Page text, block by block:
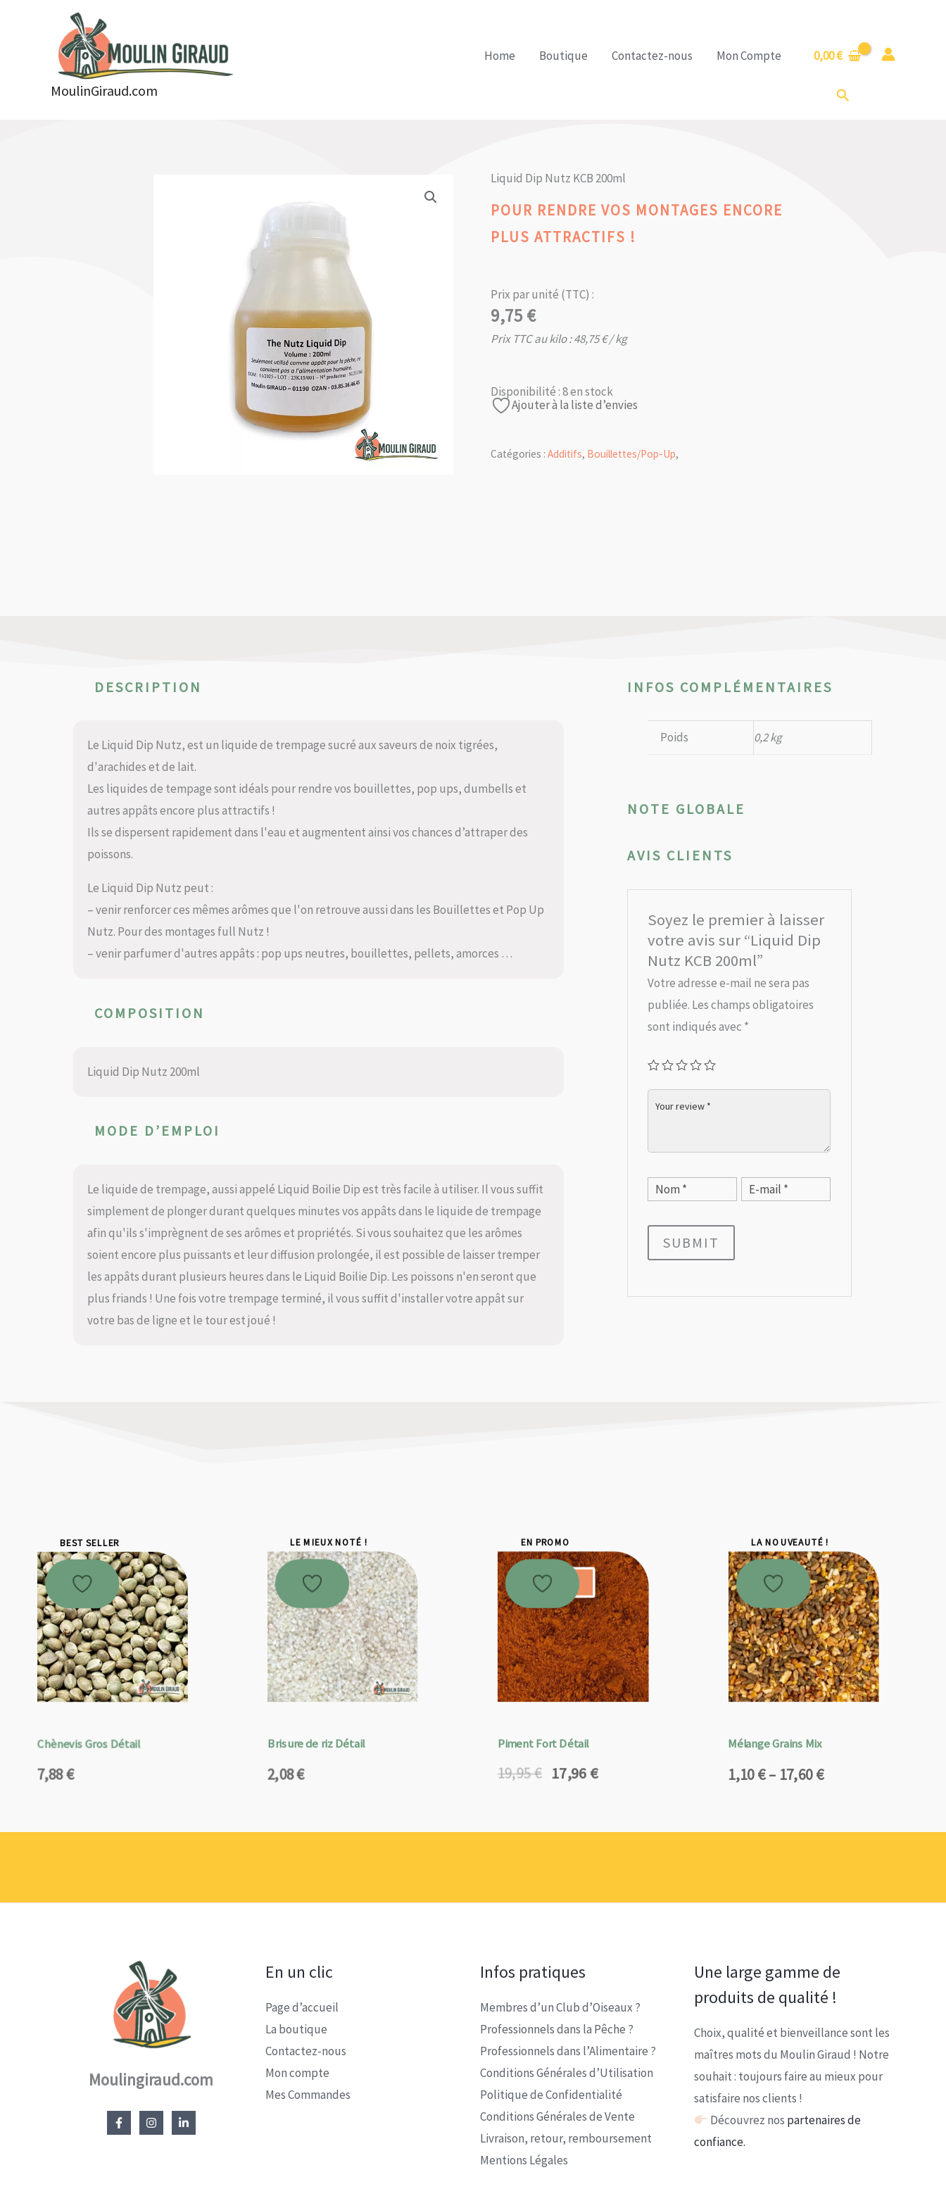
MoulinGiraud.com
Home Boutique Contactez-nous Mon Compte 0,00€
Rechercher
Liquid Dip Nutz KCB 200ml
POUR RENDRE VOS MONTAGES ENCORE
PLUS ATTRACTIFS !
Prix par unité (TTC) :
9,75€
Prix TTC au kilo :48,75€/ kg
Disponibilité :8 en stock
Ajouter à la liste d’envies
Catégories :Additifs, Bouillettes/Pop-Up,
DESCRIPTION
Le Liquid Dip Nutz, est un liquide de trempage sucré aux saveurs de noix tigrées,
d'arachides et de lait.
Les liquides de tempage sont idéals pour rendre vos bouillettes, pop ups, dumbells et
autres appâts encore plus attractifs !
Ils se dispersent rapidement dans l'eau et augmentent ainsi vos chances d’attraper des
poissons.
Le Liquid Dip Nutz peut :
– venir renforcer ces mêmes arômes que l'on retrouve aussi dans les Bouillettes et Pop Up
Nutz. Pour des montages full Nutz !
– venir parfumer d'autres appâts : pop ups neutres, bouillettes, pellets, amorces …
COMPOSITION
Liquid Dip Nutz 200ml
MODE D’EMPLOI
Le liquide de trempage, aussi appelé Liquid Boilie Dip est très facile à utiliser. Il vous suffit
simplement de plonger durant quelques minutes vos appâts dans le liquide de trempage
afin qu'ils s'imprègnent de ses arômes et propriétés. Si vous souhaitez que les arômes
soient encore plus puissants et leur diffusion prolongée, il est possible de laisser tremper
les appâts durant plusieurs heures dans le Liquid Boilie Dip. Les poissons n'en seront que
plus friands ! Une fois votre trempage terminé, il vous suffit d'installer votre appât sur
votre bas de ligne et le tour est joué !
INFOS COMPLÉMENTAIRES
Poids 0,2 kg
NOTE GLOBALE
AVIS CLIENTS
Soyez le premier à laisser
votre avis sur “Liquid Dip
Nutz KCB 200ml”
Votre adresse e-mail ne sera pas
publiée. Les champs obligatoires
sont indiqués avec *
SUBMIT
BEST SELLER
Chènevis Gros Détail
7,88€
LE MIEUX NOTÉ !
Brisure de riz Détail
2,08€
EN PROMO
Promo !
Piment Fort Détail
19,95€
Le
était :
17,96 €
Le
est :
LA NOUVEAUTÉ !
Mélange Grains Mix
1,10€– 17,60€
Plage
1,10 €
Moulingiraud.com
En un clic
Page d’accueil
La boutique
Contactez-nous
Mon compte
Mes Commandes
Infos pratiques
Membres d’un Club d’Oiseaux ?
Professionnels dans la Pêche ?
Professionnels dans l’Alimentaire ?
Conditions Générales d’Utilisation
Politique de Confidentialité
Conditions Générales de Vente
Livraison, retour, remboursement
Mentions Légales
Une large gamme de
produits de qualité !
Choix, qualité et bienveillance sont les
maîtres mots du Moulin Giraud ! Notre
souhait : toujours faire au mieux pour
satisfaire nos clients !
Découvrez nos partenaires de
confiance.